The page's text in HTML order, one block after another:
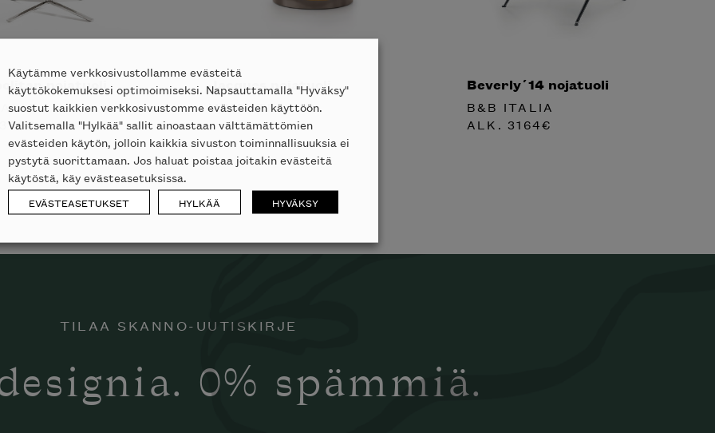
nojatuoli
€
Jacques nojatuoli
MINOTTI
Beverly´14 nojatuoli
B&B ITALIA
ALK. 3164€
TILAA SKANNO-UUTISKIRJE
0% spämmiä.
Käytämme verkkosivustollamme evästeitä
käyttökokemuksesi optimoimiseksi. Napsauttamalla "Hyväksy"
suostut kaikkien verkkosivustomme evästeiden käyttöön.
Valitsemalla "Hylkää" sallit ainoastaan välttämättömien
evästeiden käytön, jolloin kaikkia sivuston toiminnallisuuksia ei
pystytä suorittamaan. Jos haluat poistaa joitakin evästeitä
käytöstä, käy evästeasetuksissa.
EVÄSTEASETUKSET HYLKÄÄ HYVÄKSY